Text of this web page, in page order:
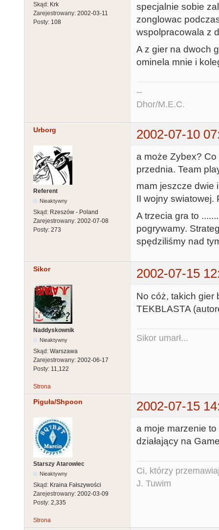
Skąd: Krk
Zarejestrowany: 2002-03-11
Posty: 108
specjalnie sobie
zonglowac
wspolpracowala z
A z gier na dwoch
ominela mnie i
--
Dhor/M.E.C.
Urborg 2002-07-10
Referent
Nieaktywny
Skąd: Rzeszów - Poland
Zarejestrowany: 2002-07-08
Posty: 273
a może Zybex?
przednia. Team
mam jeszcze dwie
II wojny swiatowej.
A trzecia gra to
pogrywamy.
spędziliśmy nad
Sikor 2002-07-15
Naddyskownik
Nieaktywny
Skąd: Warszawa
Zarejestrowany: 2002-06-17
Posty: 11,122
No cóż, takich gier
TEKBLASTA
Sikor umarł...
Strona
Piguła/Shpoon 2002-07-15
Starszy Atarowiec
Nieaktywny
Skąd: Kraina Fałszywości
Zarejestrowany: 2002-03-09
Posty: 2,335
a moje marzenie
działający na
Ci, którzy
J. Tuwim
Strona